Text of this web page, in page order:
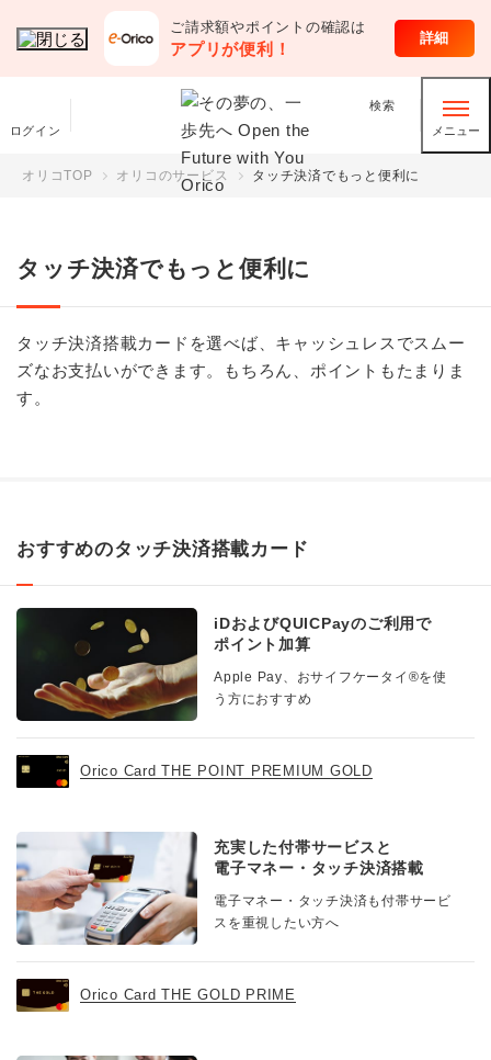
ご請求額やポイントの確認は
アプリが便利！
詳細
ログイン
検索
メニュー
オリコのサービス
オリコTOP オリコのサービス タッチ決済でもっと便利に
タッチ決済でもっと便利に
タッチ決済搭載カードを選べば、キャッシュレスでスムー
ズなお支払いができます。もちろん、ポイントもたまりま
す。
おすすめのタッチ決済搭載カード
iDおよびQUICPayのご利用で
ポイント加算
Apple Pay、おサイフケータイ®を使
う方におすすめ
Orico Card THE POINT PREMIUM GOLD
充実した付帯サービスと
電子マネー・タッチ決済搭載
電子マネー・タッチ決済も付帯サービ
スを重視したい方へ
Orico Card THE GOLD PRIME